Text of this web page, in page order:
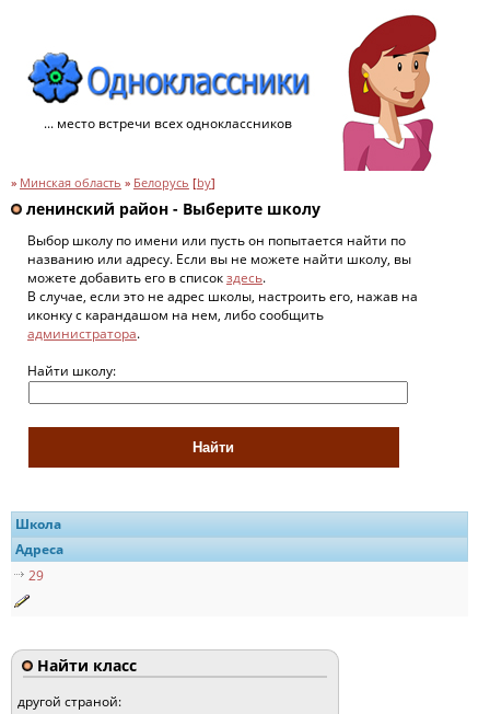
... место встречи всех одноклассников
» Минская область » Белорусь [by]
ленинский район - Выберите школу
Выбор школу по имени или пусть он попытается найти по
названию или адресу. Если вы не можете найти школу, вы
можете добавить его в списокздесь.
В случае, если это не адрес школы, настроить его, нажав на
иконку с карандашом на нем, либо сообщить
администратора.
Найти школу:
Школа
Адреса
29
Найти класс
другой страной: